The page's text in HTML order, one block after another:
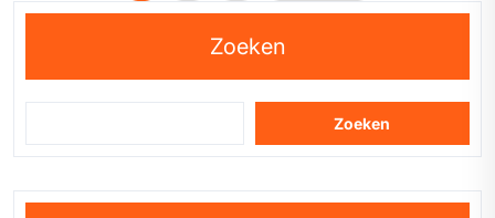
paginering
Zoeken
Zoeken